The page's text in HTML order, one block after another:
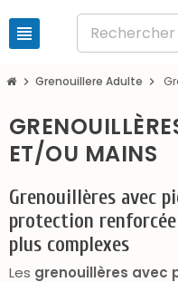
view_headline
chevron_right Grenouillere Adulte chevron_right
ET/OU MAINS
Grenouillères avec
protection
plus complexes
Les grenouillères avec